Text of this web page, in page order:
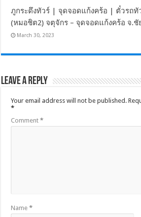
ภูกระดึงทัวร์ | จุดจอดแก้งคร้อ | ตั๋วรถทั
(หมอชิต2) จตุจักร – จุดจอดแก้งคร้อ จ.ชั
March 30, 2023
Leave a Reply
Your email address will not be published.
*
Comment*
Name*